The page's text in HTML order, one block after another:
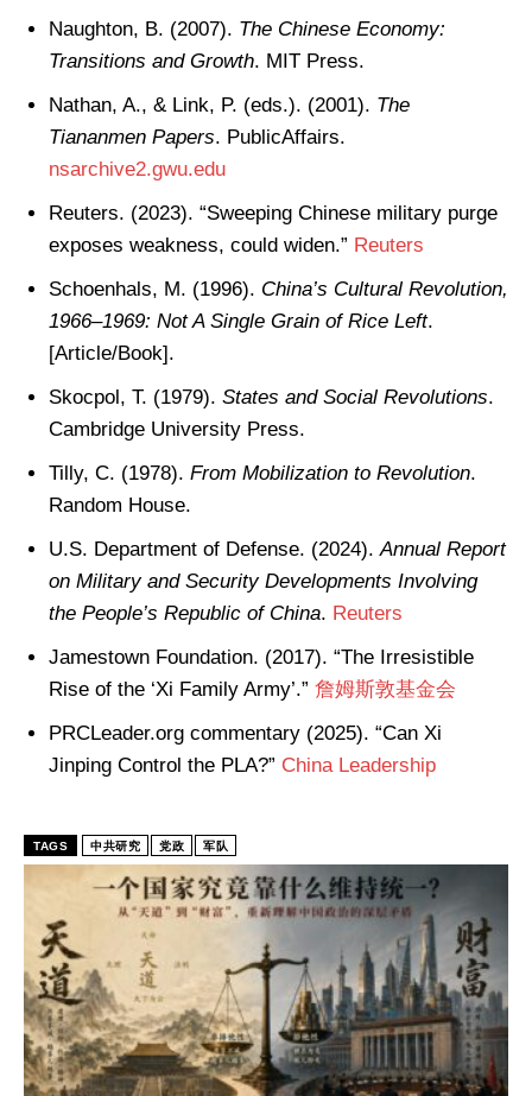
Naughton, B. (2007). The Chinese Economy:
Transitions and Growth. MIT Press.
Nathan, A., & Link, P. (eds.). (2001). The
Tiananmen Papers. PublicAffairs.
nsarchive2.gwu.edu
Reuters. (2023). “Sweeping Chinese military purge
exposes weakness, could widen.” Reuters
Schoenhals, M. (1996). China’s Cultural Revolution,
1966–1969: Not A Single Grain of Rice Left.
[Article/Book].
Skocpol, T. (1979). States and Social Revolutions.
Cambridge University Press.
Tilly, C. (1978). From Mobilization to Revolution.
Random House.
U.S. Department of Defense. (2024).Annual Report
on Military and Security Developments Involving
the People’s Republic of China. Reuters
Jamestown Foundation. (2017). “The Irresistible
Rise of the ‘Xi Family Army’.” 詹姆斯敦基金会
PRCLeader.org commentary (2025). “Can Xi
Jinping Control the PLA?” China Leadership
TAGS 中共研究 党政 军队